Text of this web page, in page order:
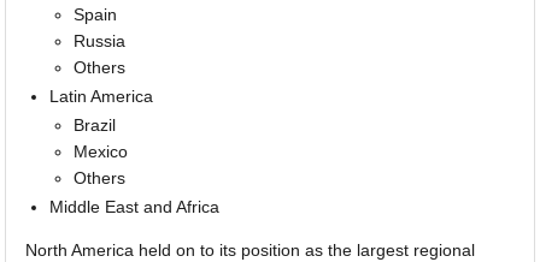
Spain
Russia
Others
Latin America
Brazil
Mexico
Others
Middle East and Africa
North America held on to its position as the largest regional